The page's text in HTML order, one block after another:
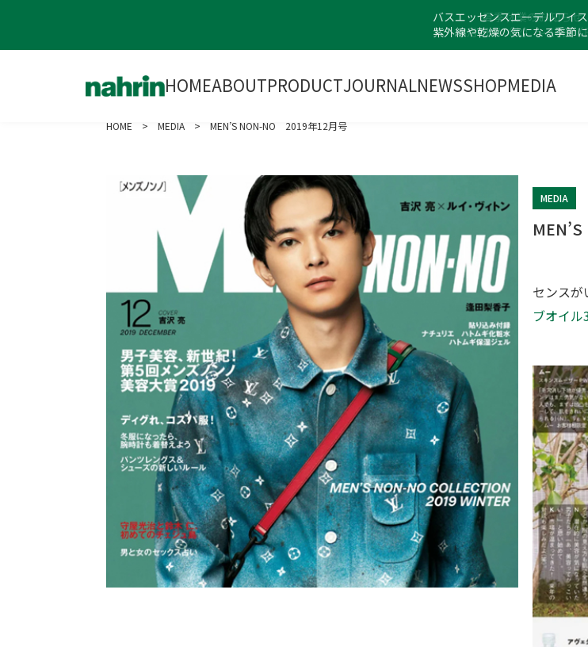
バスエッセンスエーデルワイス
紫外線や乾燥の気になる季節
HOMEABOUTPRODUCTJOURNALNEWSSHOPMEDIA
HOME >MEDIA > MEN’S NON-NO 2019年12月号
MEDIA
センスが
ブオイ